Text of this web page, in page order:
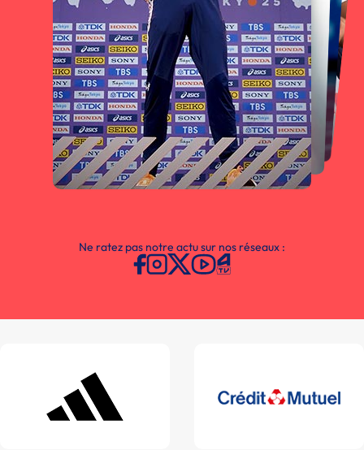
Ne ratez pas notre actu sur nos réseaux :